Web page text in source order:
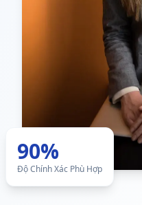
90%
Độ Chính Xác Phù Hợp